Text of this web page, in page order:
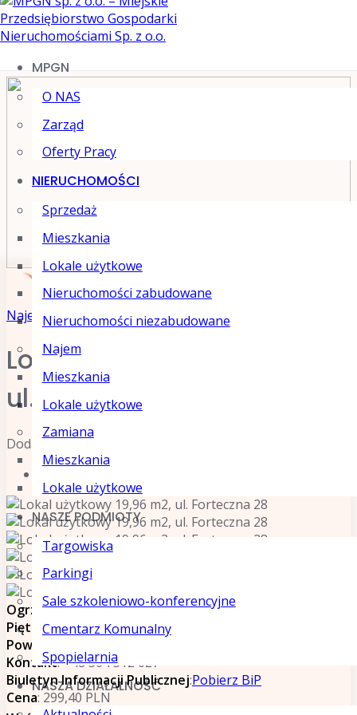
Skip
content
MPGN
O NAS
Zarząd
Oferty Pracy
NIERUCHOMOŚCI
Sprzedaż
Mieszkania
Lokale użytkowe
Nieruchomości zabudowane
Nieruchomości niezabudowane
Najem
Mieszkania
Lokale użytkowe
Zamiana
Mieszkania
Lokale użytkowe
NASZE PODMIOTY
Targowiska
Parkingi
Sale szkoleniowo-konferencyjne
Cmentarz Komunalny
Spopielarnia
NASZA DZIAŁALNOŚĆ
Najem Lokale użytkowe
Lokal użytkowy 19,96 m2,
ul. Forteczna 28
Dodane 2026-05-18
Ogrzewanie: Brak Ogrzewania
Piętro: Parter
Powierzchnia
Kontakt: +48 564 512 027
Biuletyn Informacji Publicznej:Pobierz BiP
Cena: 299,40 PLN